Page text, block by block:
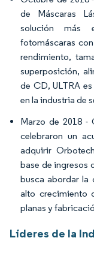
de Máscaras
solución más
fotomáscaras
rendimiento,
superposición,
de CD, ULTRA
en la industria de
Marzo de 2018 -
celebraron un
adquirir
base de ingresos
busca abordar la
alto crecimiento
planas y
Líderes de la